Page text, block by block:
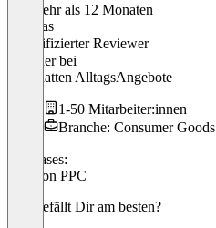
Vor mehr als 12 Monaten
Thomas
Verifizierter Reviewer
Gründerbei
T. Schatten AlltagsAngebote
1-50 Mitarbeiter:innen
Branche: Consumer Goods
Use cases:
Amazon PPC
Was gefällt Dir am besten?